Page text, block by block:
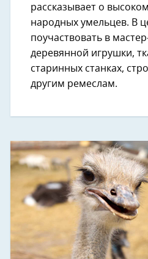
рассказывает о
народных умельцев. В
поучаствовать в
деревянной игрушки,
старинных станках,
другим ремеслам.